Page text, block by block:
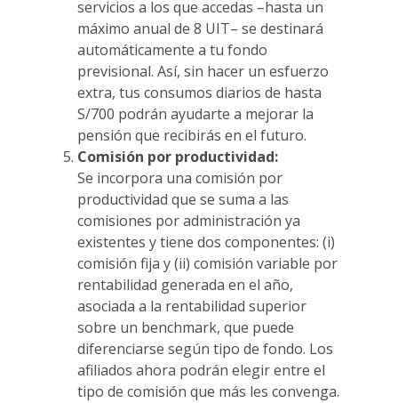
servicios a los que accedas –hasta un
máximo anual de 8 UIT– se destinará
automáticamente a tu fondo
previsional. Así, sin hacer un esfuerzo
extra, tus consumos diarios de hasta
S/700 podrán ayudarte a mejorar la
pensión que recibirás en el futuro.
Comisión por productividad:
Se incorpora una comisión por
productividad que se suma a las
comisiones por administración ya
existentes y tiene dos componentes: (i)
comisión fija y (ii) comisión variable por
rentabilidad generada en el año,
asociada a la rentabilidad superior
sobre un benchmark, que puede
diferenciarse según tipo de fondo. Los
afiliados ahora podrán elegir entre el
tipo de comisión que más les convenga.